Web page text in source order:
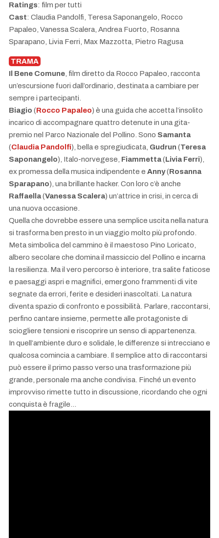
Ratings: film per tutti
Cast: Claudia Pandolfi, Teresa Saponangelo, Rocco
Papaleo, Vanessa Scalera, Andrea Fuorto, Rosanna
Sparapano, Livia Ferri, Max Mazzotta, Pietro Ragusa
TRAMA
Il Bene Comune , film diretto da Rocco Papaleo, racconta
un’escursione fuori dall’ordinario, destinata a cambiare per
sempre i partecipanti.
Biagio (Rocco Papaleo) è una guida che accetta l’insolito
incarico di accompagnare quattro detenute in una gita-
premio nel Parco Nazionale del Pollino. Sono Samanta
(Claudia Pandolfi), bella e spregiudicata, Gudrun (Teresa
Saponangelo), Italo-norvegese, Fiammetta(Livia Ferri),
ex promessa della musica indipendente e Anny(Rosanna
Sparapano), una brillante hacker. Con loro c’è anche
Raffaella(Vanessa Scalera) un’attrice in crisi, in cerca di
una nuova occasione.
Quella che dovrebbe essere una semplice uscita nella natura
si trasforma ben presto in un viaggio molto più profondo.
Meta simbolica del cammino è il maestoso Pino Loricato,
albero secolare che domina il massiccio del Pollino e incarna
la resilienza. Ma il vero percorso è interiore, tra salite faticose
e paesaggi aspri e magnifici, emergono frammenti di vite
segnate da errori, ferite e desideri inascoltati. La natura
diventa spazio di confronto e possibilità. Parlare, raccontarsi,
perfino cantare insieme, permette alle protagoniste di
sciogliere tensioni e riscoprire un senso di appartenenza.
In quell’ambiente duro e solidale, le differenze si intrecciano e
qualcosa comincia a cambiare. Il semplice atto di raccontarsi
può essere il primo passo verso una trasformazione più
grande, personale ma anche condivisa. Finché un evento
improvviso rimette tutto in discussione, ricordando che ogni
conquista è fragile…